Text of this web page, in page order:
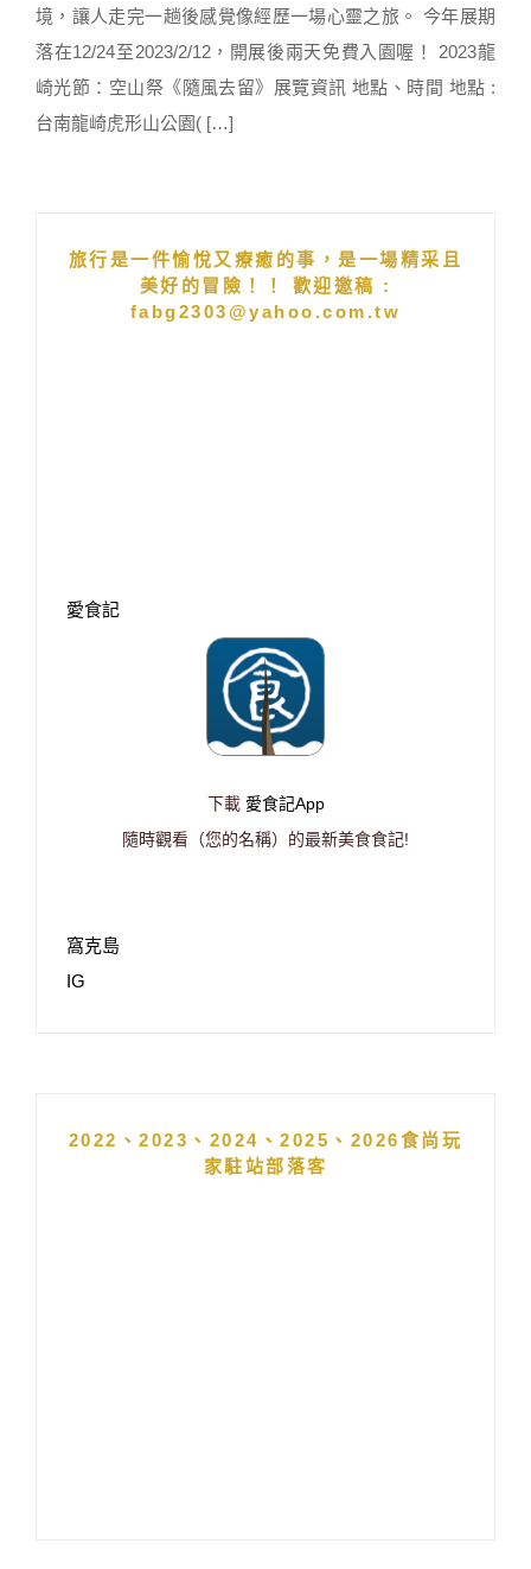
境，讓人走完一趟後感覺像經歷一場心靈之旅。 今年展期
落在12/24至2023/2/12，開展後兩天免費入園喔！ 2023龍
崎光節：空山祭《隨風去留》展覽資訊 地點、時間 地點 :
台南龍崎虎形山公園( […]
旅行是一件愉悅又療癒的事，是一場精采且
美好的冒險！！ 歡迎邀稿 :
fabg2303@yahoo.com.tw
愛食記
下載 愛食記App
隨時觀看（您的名稱）的最新美食食記!
窩克島
IG
2022、2023、2024、2025、2026食尚玩
家駐站部落客